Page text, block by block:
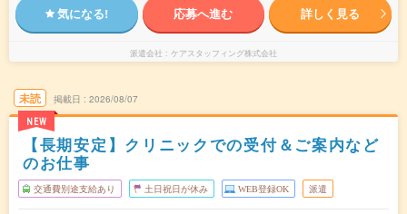
気になる! 応募へ進む 詳しく見る
派遣会社 ケアスタッフィング株式会社
未読
NEW
掲載日 2026/08/07
【長期安定】クリニックでの受付＆ご案内など
のお仕事
交通費別途支給あり 土日祝日が休み WEB登録OK 派遣